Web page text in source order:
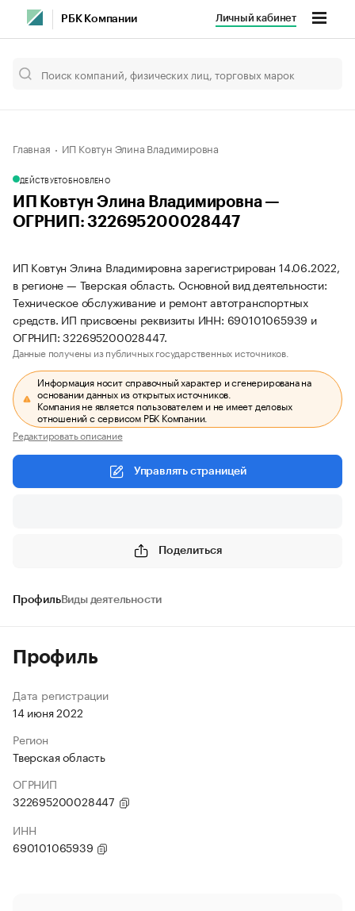
РБК Компании Личный кабинет
Главная ИП Ковтун Элина Владимировна
ДЕЙСТВУЕТОБНОВЛЕНО
ИП Ковтун Элина Владимировна —
ОГРНИП: 322695200028447
ИП Ковтун Элина Владимировна зарегистрирован 14.06.2022,
в регионе — Тверская область. Основной вид деятельности:
Техническое обслуживание и ремонт автотранспортных
средств. ИП присвоены реквизиты ИНН: 690101065939 и
ОГРНИП: 322695200028447.
Данные получены из публичных государственных источников.
Информация носит справочный характер и сгенерирована на
основании данных из открытых источников.
Компания не является пользователем и не имеет деловых
отношений с сервисом РБК Компании.
Редактировать описание
Управлять страницей
Поделиться
ПрофильВиды деятельности
Профиль
Дата регистрации
14 июня 2022
Регион
Тверская область
ОГРНИП
322695200028447
ИНН
690101065939